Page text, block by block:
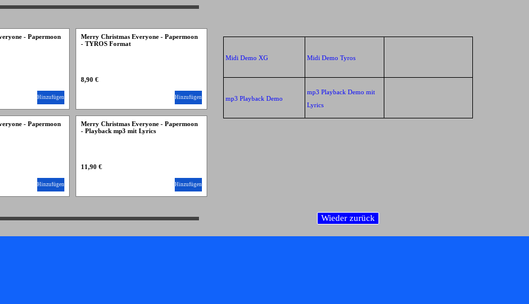
- Papermoon
Hinzufügen
Merry Christmas Everyone - Papermoon
- TYROS Format
8,90 €
Hinzufügen
- Papermoon
Hinzufügen
Merry Christmas Everyone - Papermoon
- Playback mp3 mit Lyrics
11,90 €
Hinzufügen
Midi Demo XG Midi Demo Tyros
mp3 Playback Demo
mp3 Playback Demo mit
Lyrics